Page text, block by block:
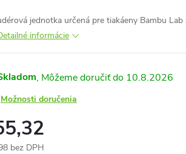
jednotka určená pre tiakáeny Bambu Lab
informácie
10.8.2026
Možnosti doručenia
bez DPH